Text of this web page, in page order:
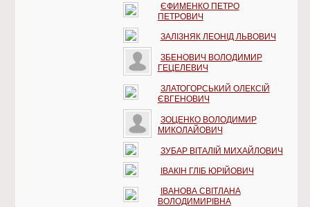
ЄФИМЕНКО ПЕТРО
ПЕТРОВИЧ
ЗАЛІЗНЯК ЛЕОНІД ЛЬВОВИЧ
ЗБЕНОВИЧ ВОЛОДИМИР
ГЕЦЕЛЕВИЧ
ЗЛАТОГОРСЬКИЙ ОЛЕКСІЙ
ЄВГЕНОВИЧ
ЗОЦЕНКО ВОЛОДИМИР
МИКОЛАЙОВИЧ
ЗУБАР ВІТАЛІЙ МИХАЙЛОВИЧ
ІВАКІН ГЛІБ ЮРІЙОВИЧ
ІВАНОВА СВІТЛАНА
ВОЛОДИМИРІВНА